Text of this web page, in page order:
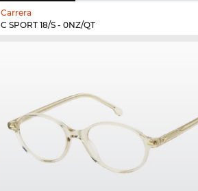
Carrera
C SPORT 18/S - 0NZ/QT